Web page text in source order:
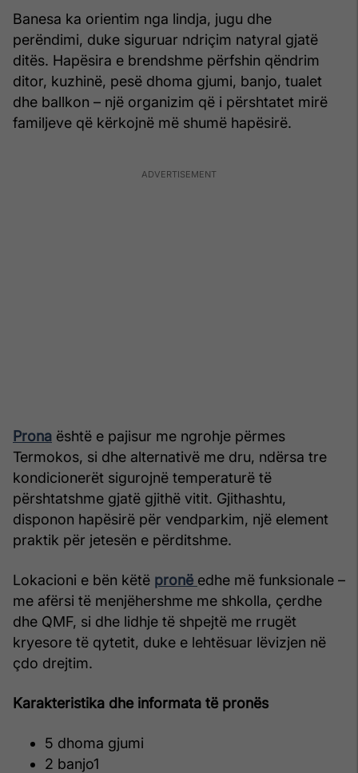
Banesa ka orientim nga lindja, jugu dhe
perëndimi, duke siguruar ndriçim natyral gjatë
ditës. Hapësira e brendshme përfshin qëndrim
ditor, kuzhinë, pesë dhoma gjumi, banjo, tualet
dhe ballkon – një organizim që i përshtatet mirë
familjeve që kërkojnë më shumë hapësirë.
Prona është e pajisur me ngrohje përmes
Termokos, si dhe alternativë me dru, ndërsa tre
kondicionerët sigurojnë temperaturë të
përshtatshme gjatë gjithë vitit. Gjithashtu,
disponon hapësirë për vendparkim, një element
praktik për jetesën e përditshme.
Lokacioni e bën këtë pronë edhe më funksionale –
me afërsi të menjëhershme me shkolla, çerdhe
dhe QMF, si dhe lidhje të shpejtë me rrugët
kryesore të qytetit, duke e lehtësuar lëvizjen në
çdo drejtim.
Karakteristika dhe informata të pronës
5 dhoma gjumi
2 banjo1